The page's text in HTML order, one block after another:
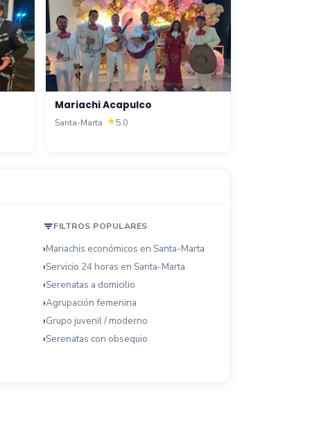
Mariachi Acapulco
Santa-Marta 5.0
FILTROS POPULARES
Mariachis económicos en Santa-Marta
Servicio 24 horas en Santa-Marta
Serenatas a domicilio
Agrupación femenina
Grupo juvenil / moderno
Serenatas con obsequio